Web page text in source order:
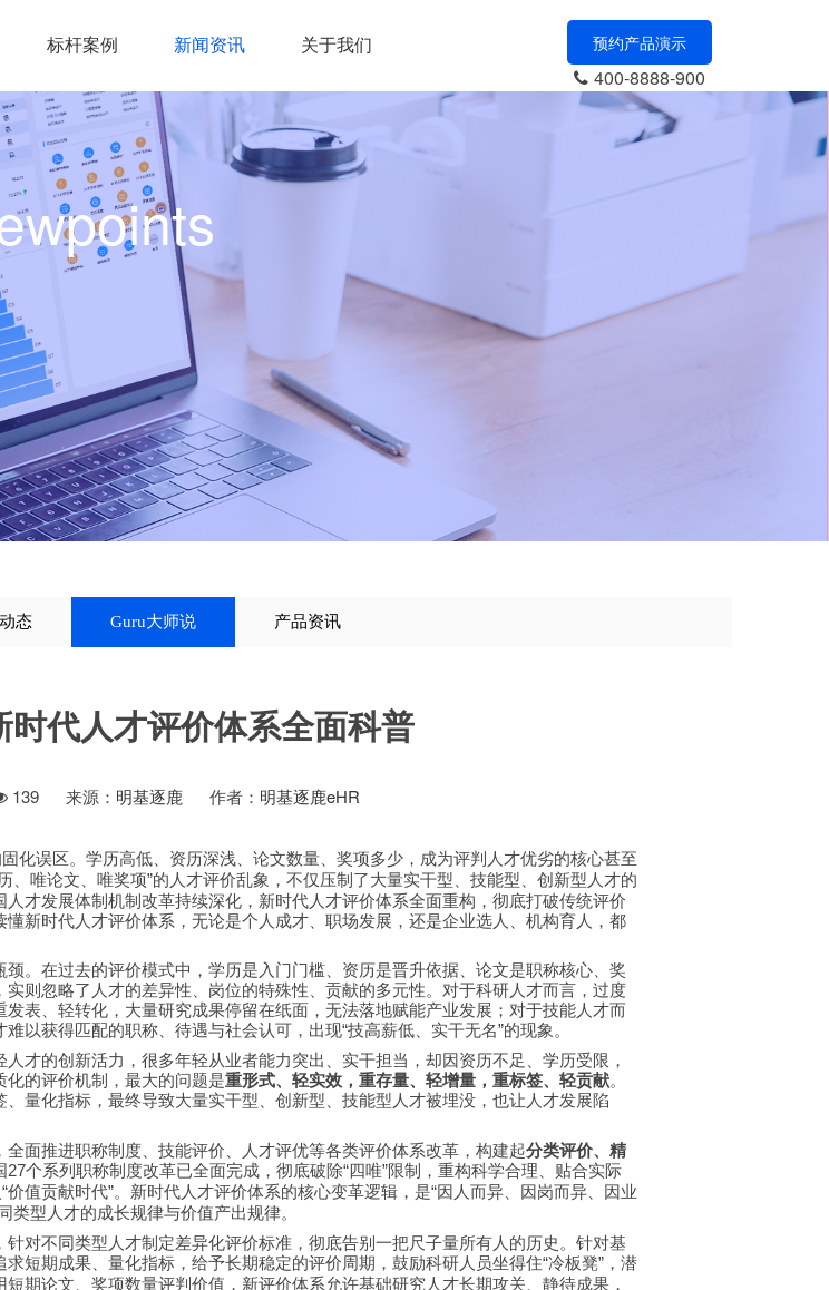
标杆案例 新闻资讯 关于我们 预约产品演示
400-8888-900
态 Guru大师说 产品资讯
代人才评价体系全面科普
139 来源： 明基逐鹿 作者： 明基逐鹿eHR
化误区。学历高低、资历深浅、论文数量、奖项多少，成为评判人才优劣的核心甚至
、唯论文、唯奖项”的人才评价乱象，不仅压制了大量实干型、技能型、创新型人才的
才发展体制机制改革持续深化，新时代人才评价体系全面重构，彻底打破传统评价
新时代人才评价体系，无论是个人成才、职场发展，还是企业选人、机构育人，都
。在过去的评价模式中，学历是入门门槛、资历是晋升依据、论文是职称核心、奖
则忽略了人才的差异性、岗位的特殊性、贡献的多元性。对于科研人才而言，过度
表、轻转化，大量研究成果停留在纸面，无法落地赋能产业发展；对于技能人才而
以获得匹配的职称、待遇与社会认可，出现“技高薪低、实干无名”的现象。
才的创新活力，很多年轻从业者能力突出、实干担当，却因资历不足、学历受限，
的评价机制，最大的问题是重形式、轻实效，重存量、轻增量，重标签、轻贡献。
量化指标，最终导致大量实干型、创新型、技能型人才被埋没，也让人才发展陷
面推进职称制度、技能评价、人才评优等各类评价体系改革，构建起分类评价、精
27个系列职称制度改革已全面完成，彻底破除“四唯”限制，重构科学合理、贴合实际
“价值贡献时代”。新时代人才评价体系的核心变革逻辑，是“因人而异、因岗而异、因业
型人才的成长规律与价值产出规律。
针对不同类型人才制定差异化评价标准，彻底告别一把尺子量所有人的历史。针对基
短期成果、量化指标，给予长期稳定的评价周期，鼓励科研人员坐得住“冷板凳” ，潜
期论文、奖项数量评判价值，新评价体系允许基础研究人才长期攻关、静待成果，